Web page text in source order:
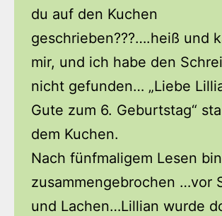
du auf den Kuchen
geschrieben???….heiß und
mir, und ich habe den
nicht gefunden… „Liebe
Gute zum 6. Geburtstag“
dem Kuchen.
Nach fünfmaligem Lesen
zusammengebrochen …vor
und Lachen…Lillian wurde